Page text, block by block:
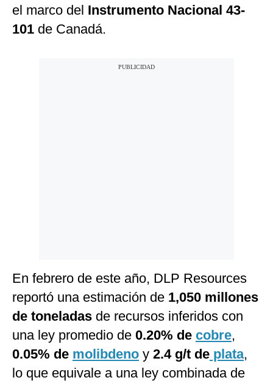
el marco del Instrumento Nacional 43-
101 de Canadá.
En febrero de este año, DLP Resources
reportó una estimación de 1,050 millones
de toneladas de recursos inferidos con
una ley promedio de 0.20% de cobre,
0.05% de molibdeno y 2.4 g/t de plata,
lo que equivale a una ley combinada de